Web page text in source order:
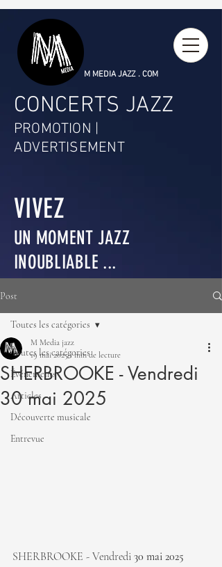
M MEDIA JAZZ . COM
CONCERTS JAZZ
PROMOTION |
ADVERTISEMENT
VIVEZ
UN MOMENT JAZZ
INOUBLIABLE ...
Post
Toutes les catégories
Événements
Articles
Découverte musicale
Entrevue
Toutes les catégories
SHERBROOKE - Vendredi
30 mai 2025
M Media jazz
19 mai 20251 min de lecture
SHERBROOKE - Vendredi 30 mai 2025